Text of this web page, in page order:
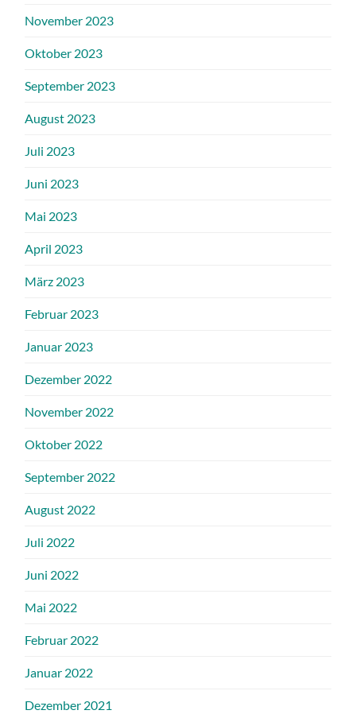
November 2023
Oktober 2023
September 2023
August 2023
Juli 2023
Juni 2023
Mai 2023
April 2023
März 2023
Februar 2023
Januar 2023
Dezember 2022
November 2022
Oktober 2022
September 2022
August 2022
Juli 2022
Juni 2022
Mai 2022
Februar 2022
Januar 2022
Dezember 2021